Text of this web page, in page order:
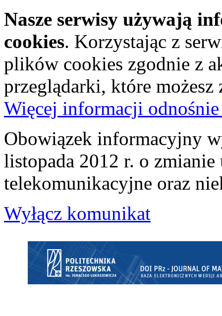
Nasze serwisy używają
cookies. Korzystając z
plików cookies zgodnie z
przeglądarki, które
Więcej informacji
Obowiązek informacyjny
listopada 2012 r. o zmianie
telekomunikacyjne oraz
Wyłącz komunikat